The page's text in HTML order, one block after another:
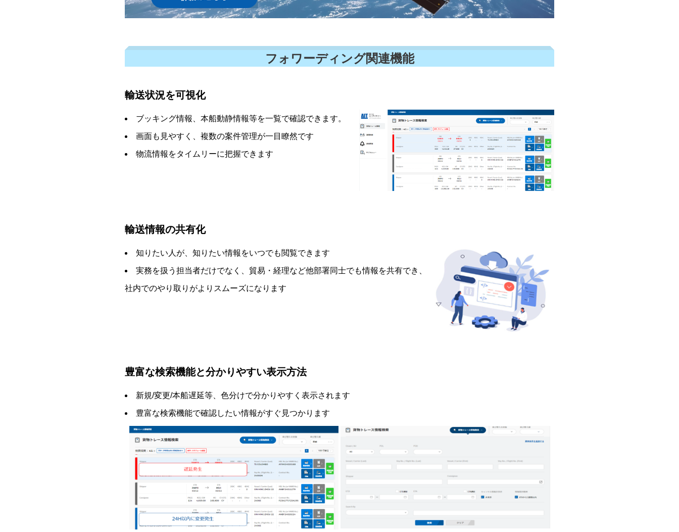
フォワーディング関連機能
輸送状況を可視化
ブッキング情報、本船動静情報等を一覧で確認できます。
画面も見やすく、複数の案件管理が一目瞭然です
物流情報をタイムリーに把握できます
輸送情報の共有化
知りたい人が、知りたい情報をいつでも閲覧できます
実務を扱う担当者だけでなく、貿易・経理など他部署同士でも情報を共有でき、
社内でのやり取りがよりスムーズになります
豊富な検索機能と分かりやすい表示方法
新規/変更/本船遅延等、色分けで分かりやすく表示されます
豊富な検索機能で確認したい情報がすぐ見つかります